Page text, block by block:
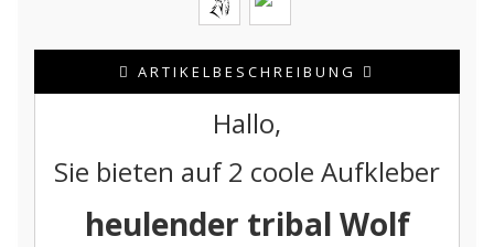
ARTIKELBESCHREIBUNG
Hallo,
Sie bieten auf 2 coole Aufkleber
heulender tribal Wolf